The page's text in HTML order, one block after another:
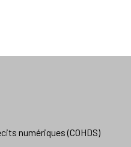
numériques (COHDS)